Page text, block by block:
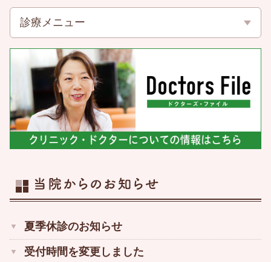
診療メニュー
整形外科
スポーツ整形外科
外科
内科
リウマチ科
骨粗しょう症治療
痛みの治療
健康診断
夏季休診のお知らせ
受付時間を変更しました